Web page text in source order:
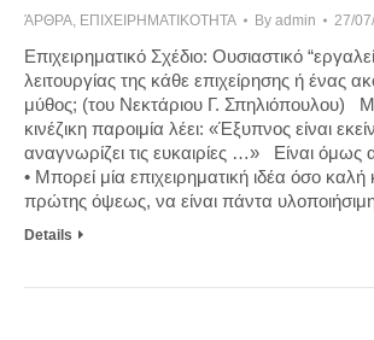
ΆΡΘΡΑ, ΕΠΙΧΕΙΡΗΜΑΤΙΚΟΤΗΤΑ By admin 27/
Επιχειρηματικό Σχέδιο: Ουσιαστικό
λειτουργίας της κάθε επιχείρησης ή ένας
μύθος; (του Νεκτάριου Γ. Σπηλιόπουλου)
κινέζικη παροιμία λέει: «Έξυπνος είναι
αναγνωρίζει τις ευκαιρίες …» Είναι όμως
• Μπορεί μία επιχειρηματική ιδέα όσο καλή
πρώτης όψεως, να είναι πάντα
Details